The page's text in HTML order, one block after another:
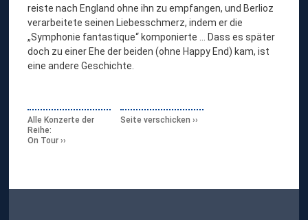
reiste nach England ohne ihn zu empfangen, und Berlioz
verarbeitete seinen Liebesschmerz, indem er die
„Symphonie fantastique“ komponierte … Dass es später
doch zu einer Ehe der beiden (ohne Happy End) kam, ist
eine andere Geschichte.
Alle Konzerte der
Reihe:
On Tour
Seite verschicken